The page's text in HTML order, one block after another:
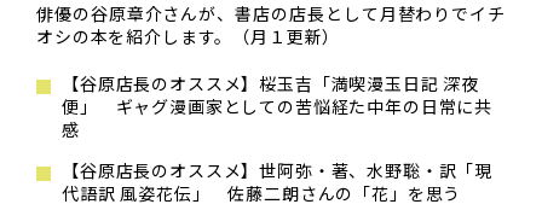
俳優の谷原章介さんが、書店の店長として月替わりでイチ
オシの本を紹介します。（月１更新）
【谷原店長のオススメ】桜玉吉「満喫漫玉日記 深夜
便」 ギャグ漫画家としての苦悩経た中年の日常に共
感
【谷原店長のオススメ】世阿弥・著、水野聡・訳「現
代語訳 風姿花伝」 佐藤二朗さんの「花」を思う